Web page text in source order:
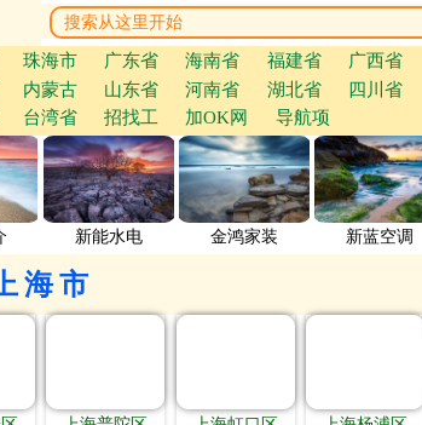
珠海市 广东省 海南省 福建省 广西省
内蒙古 山东省 河南省 湖北省 四川省
台湾省 招找工 加OK网 导航项
新能水电 金鸿家装 新蓝空调
海市